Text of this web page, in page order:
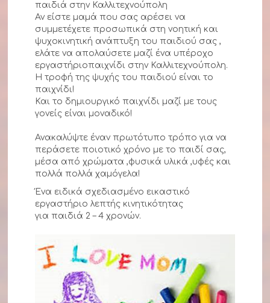
παιδιά στην Καλλιτεχνούπολη
Αν είστε μαμά που σας αρέσει να
συμμετέχετε προσωπικά στη νοητική και
ψυχοκινητική ανάπτυξη του παιδιού σας ,
ελάτε να απολαύσετε μαζί ένα υπέροχο
εργαστήριοπαιχνίδι στην Καλλιτεχνούπολη.
Η τροφή της ψυχής του παιδιού είναι το
παιχνίδι!
Και το δημιουργικό παιχνίδι μαζί με τους
γονείς είναι μοναδικό!
Ανακαλύψτε έναν πρωτότυπο τρόπο για να
περάσετε ποιοτικό χρόνο με το παιδί σας,
μέσα από χρώματα ,φυσικά υλικά ,υφές και
πολλά πολλά χαμόγελα!
Ένα ειδικά σχεδιασμένο εικαστικό
εργαστήριο λεπτής κινητικότητας
για παιδιά 2 – 4 χρονών.